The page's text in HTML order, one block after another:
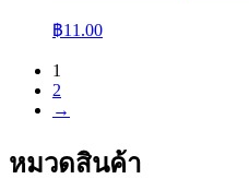
฿11.00
1
2
→
หมวดสินค้า